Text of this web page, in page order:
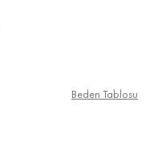
Beden Tablosu